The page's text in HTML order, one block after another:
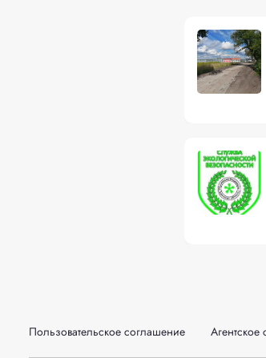
Пользовательское соглашение